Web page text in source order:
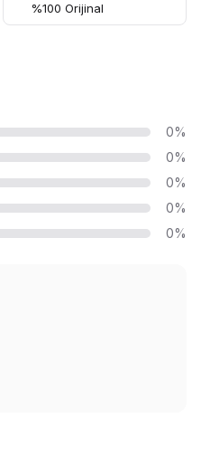
%100 Orijinal
0%
0%
0%
0%
0%